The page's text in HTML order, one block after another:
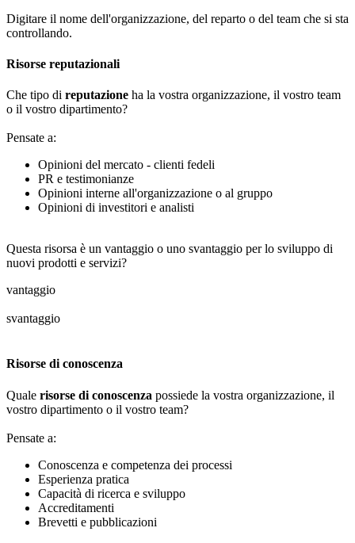
Digitare il nome dell'organizzazione, del reparto o del team che si sta
controllando.
Risorse reputazionali
Che tipo di reputazione ha la vostra organizzazione, il vostro team
o il vostro dipartimento?
Pensate a:
Opinioni del mercato - clienti fedeli
PR e testimonianze
Opinioni interne all'organizzazione o al gruppo
Opinioni di investitori e analisti
Questa risorsa è un vantaggio o uno svantaggio per lo sviluppo di
nuovi prodotti e servizi?
vantaggio
svantaggio
Risorse di conoscenza
Quale risorse di conoscenza possiede la vostra organizzazione, il
vostro dipartimento o il vostro team?
Pensate a:
Conoscenza e competenza dei processi
Esperienza pratica
Capacità di ricerca e sviluppo
Accreditamenti
Brevetti e pubblicazioni